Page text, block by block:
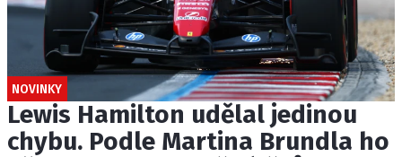
NOVINKY
Lewis Hamilton udělal jedinou
chybu. Podle Martina Brundla ho